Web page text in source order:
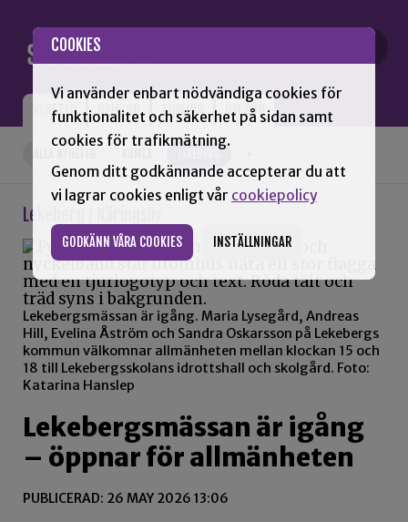
COOKIES
Vi använder enbart nödvändiga cookies för
funktionalitet och säkerhet på sidan samt
cookies för trafikmätning.
Genom ditt godkännande accepterar du att
vi lagrar cookies enligt vår cookiepolicy
GODKÄNN VÅRA COOKIES INSTÄLLNINGAR
NYHETER OPINION TIDNING OM SNN
LEKEBERG
Lekeberg / Näringsliv
Lekebergsmässan är igång. Maria Lysegård, Andreas
Hill, Evelina Åström och Sandra Oskarsson på Lekebergs
kommun välkomnar allmänheten mellan klockan 15 och
18 till Lekebergsskolans idrottshall och skolgård. Foto:
Katarina Hanslep
Lekebergsmässan är igång
– öppnar för allmänheten
PUBLICERAD: 26 MAY 2026 13:06